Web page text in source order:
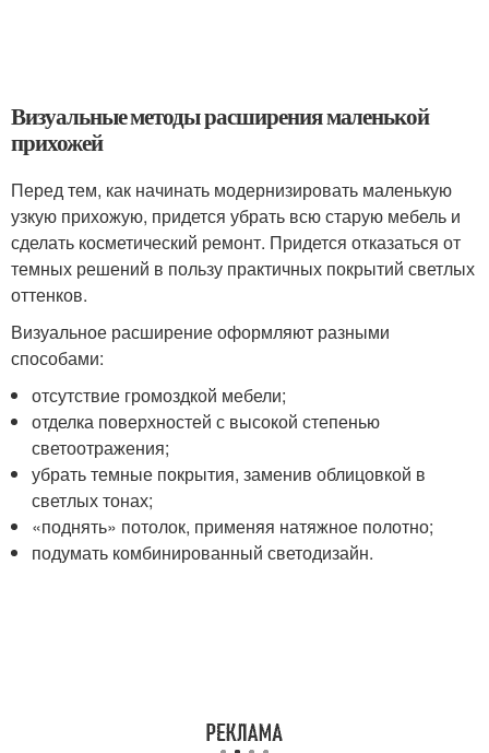
Визуальные методы расширения маленькой
прихожей
Перед тем, как начинать модернизировать маленькую
узкую прихожую, придется убрать всю старую мебель и
сделать косметический ремонт. Придется отказаться от
темных решений в пользу практичных покрытий светлых
оттенков.
Визуальное расширение оформляют разными
способами:
отсутствие громоздкой мебели;
отделка поверхностей с высокой степенью
светоотражения;
убрать темные покрытия, заменив облицовкой в
светлых тонах;
«поднять» потолок, применяя натяжное полотно;
подумать комбинированный светодизайн.